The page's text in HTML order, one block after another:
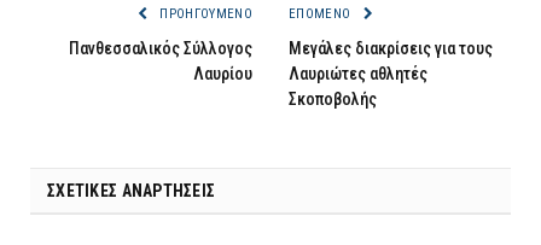
ΠΡΟΗΓΟΎΜΕΝΟ
Πανθεσσαλικός Σύλλογος
Λαυρίου
ΕΠΌΜΕΝΟ
Μεγάλες διακρίσεις για τους
Λαυριώτες αθλητές
Σκοποβολής
ΣΧΕΤΙΚΈΣ ΑΝΑΡΤΉΣΕΙΣ